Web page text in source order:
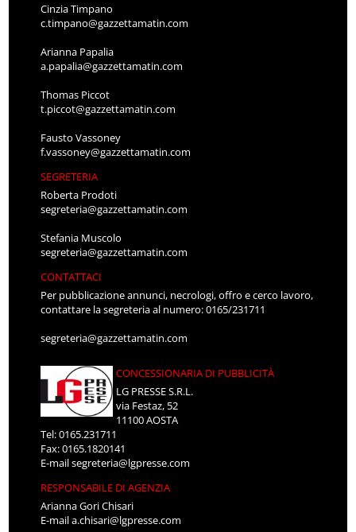
Cinzia Timpano
c.timpano@gazzettamatin.com
Arianna Papalia
a.papalia@gazzettamatin.com
Thomas Piccot
t.piccot@gazzettamatin.com
Fausto Vassoney
f.vassoney@gazzettamatin.com
SEGRETERIA
Roberta Prodoti
segreteria@gazzettamatin.com
Stefania Muscolo
segreteria@gazzettamatin.com
CONTATTACI
Per pubblicazione annunci, necrologi, offro e cerco lavoro,
contattare la segreteria al numero: 0165/231711
segreteria@gazzettamatin.com
CONCESSIONARIA DI PUBBLICITÀ
LG PRESSE S.R.L.
via Festaz, 52
11100 AOSTA
Tel: 0165.231711
Fax: 0165.1820141
E-mailsegreteria@lgpresse.com
RESPONSABILE DI AGENZIA
Arianna Gori Chisari
E-maila.chisari@lgpresse.com